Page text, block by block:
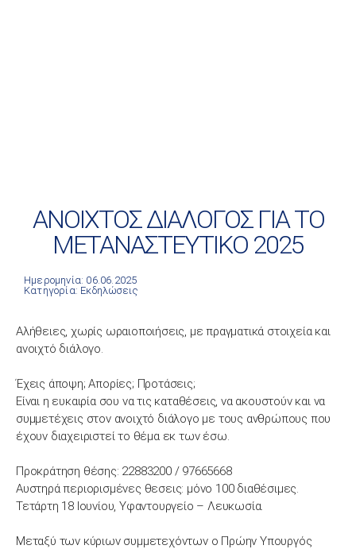
ΑΝΟΙΧΤΟΣ ΔΙΑΛΟΓΟΣ ΓΙΑ ΤΟ
ΜΕΤΑΝΑΣΤΕΥΤΙΚΟ 2025
Ημερομηνία: 06.06.2025
Κατηγορία: Εκδηλώσεις
Αλήθειες, χωρίς ωραιοποιήσεις, με πραγματικά στοιχεία και
ανοιχτό διάλογο.
Έχεις άποψη; Απορίες; Προτάσεις;
Είναι η ευκαιρία σου να τις καταθέσεις, να ακουστούν και να
συμμετέχεις στον ανοιχτό διάλογο με τους ανθρώπους που
έχουν διαχειριστεί το θέμα εκ των έσω.
Προκράτηση θέσης: 22883200 / 97665668
Αυστηρά περιορισμένες θεσεις: μόνο 100 διαθέσιμες.
Τετάρτη 18 Ιουνίου, Υφαντουργείο – Λευκωσία.
Μεταξύ των κύριων συμμετεχόντων ο Πρώην Υπουργός